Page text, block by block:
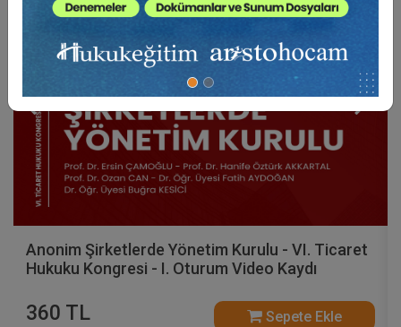
Tüketici Hukuku Enstitüsü
Anonim Şirketlerde Yönetim Kurulu - VI. Ticaret
Hukuku Kongresi - I. Oturum Video Kaydı
360 TL Sepete Ekle